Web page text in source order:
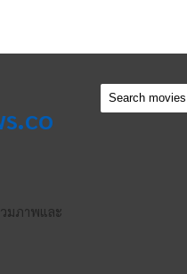
มภาพและ